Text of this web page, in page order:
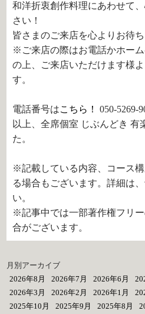
和洋折衷創作料理にあわせて
さい！
皆さまのご来店を心よりお待ち
※ご来店の際はお電話かホー
の上、ご来店いただけます様
す。
電話番号はこちら！
050-5269-
以上、全席個室 じぶんどき 有
た。
※記載している内容、コース
る場合もございます。詳細は
い。
※記事中では一部著作権フリ
合がございます。
月別アーカイブ
2026年8月
2026年7月 2026年6月
2026年3月
2026年2月 2026年1月
2025年10月
2025年9月 2025年8月